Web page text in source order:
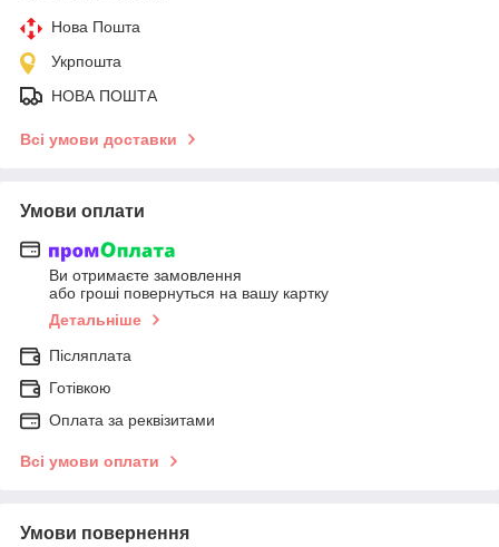
Нова Пошта
Укрпошта
НОВА ПОШТА
Всі умови доставки
Умови оплати
Ви отримаєте замовлення
або гроші повернуться на вашу картку
Детальніше
Післяплата
Готівкою
Оплата за реквізитами
Всі умови оплати
Умови повернення